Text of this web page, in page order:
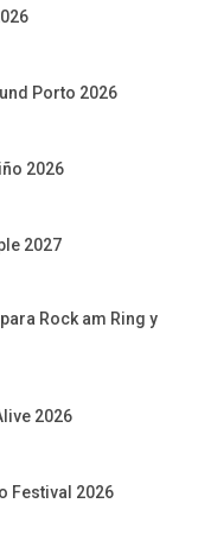
Porto 2026
2026
2027
Rock am Ring y
2026
Festival 2026